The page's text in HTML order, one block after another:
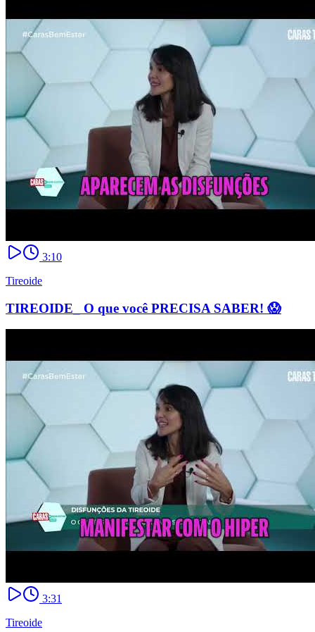
3:10
Tireoide
TIREOIDE_ O que você PRECISA SABER! 😱
3:31
Tireoide